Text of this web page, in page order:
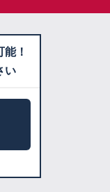
！
い